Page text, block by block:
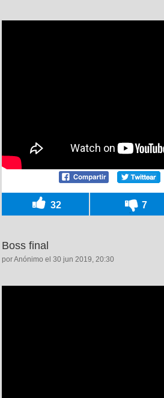
32 7
Boss final
por Anónimo el 30 jun 2019, 20:30